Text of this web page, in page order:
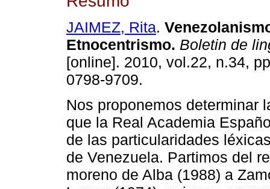
JAIMEZ, Rita.
Etnocentrismo. Boletin de
[online]. 2010, vol.22, n.34,
0798-9709.
Nos proponemos determinar
que la Real Academia
de las particularidades
de Venezuela. Partimos del
moreno de Alba (1988) a